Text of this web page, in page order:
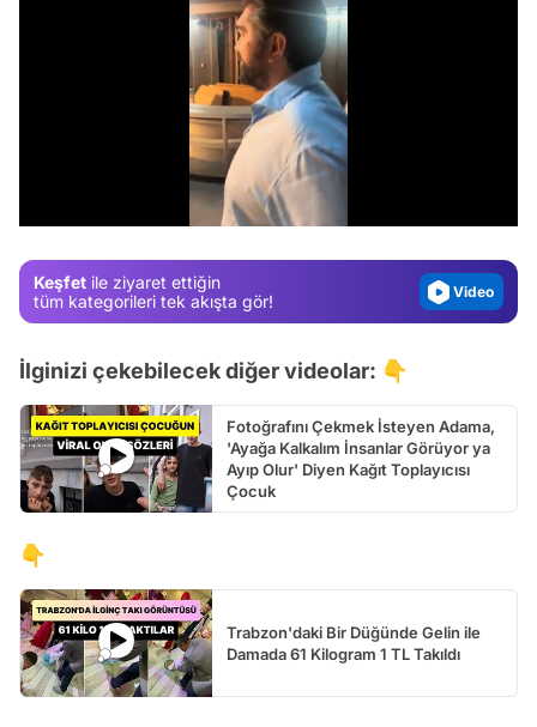
Keşfet ile ziyaret ettiğin
tüm kategorileri tek akışta gör!
Video
İlginizi çekebilecek diğer videolar: 👇
Fotoğrafını Çekmek İsteyen Adama,
'Ayağa Kalkalım İnsanlar Görüyor ya
Ayıp Olur' Diyen Kağıt Toplayıcısı
Çocuk
👇
Trabzon'daki Bir Düğünde Gelin ile
Damada 61 Kilogram 1 TL Takıldı